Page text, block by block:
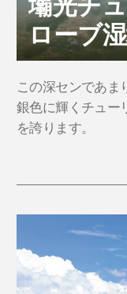
ローブ
この深センであま
銀色に輝くチュー
を誇ります。